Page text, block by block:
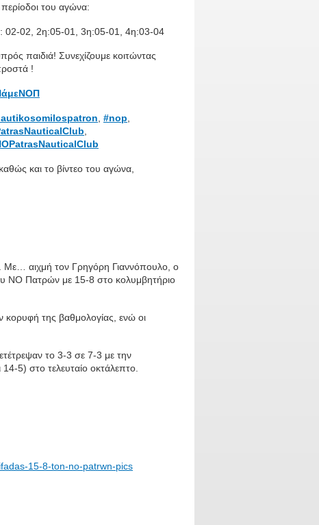
του αγώνα:
02-02, 2η:05-01, 3η:05-01, 4η:03-04
παιδιά! Συνεχίζουμε κοιτώντας
!
#nop
και το βίντεο του αγώνα,
αιχμή τον Γρηγόρη Γιαννόπουλο, ο
ΝΟ Πατρών με 15-8 στο κολυμβητήριο
κορυφή της βαθμολογίας, ενώ οι
το 3-3 σε 7-3 με την
5) στο τελευταίο οκτάλεπτο.
15-8-ton-no-patrwn-pics